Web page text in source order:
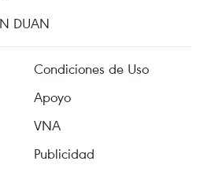
DUAN
Condiciones de Uso
Apoyo
VNA
Publicidad